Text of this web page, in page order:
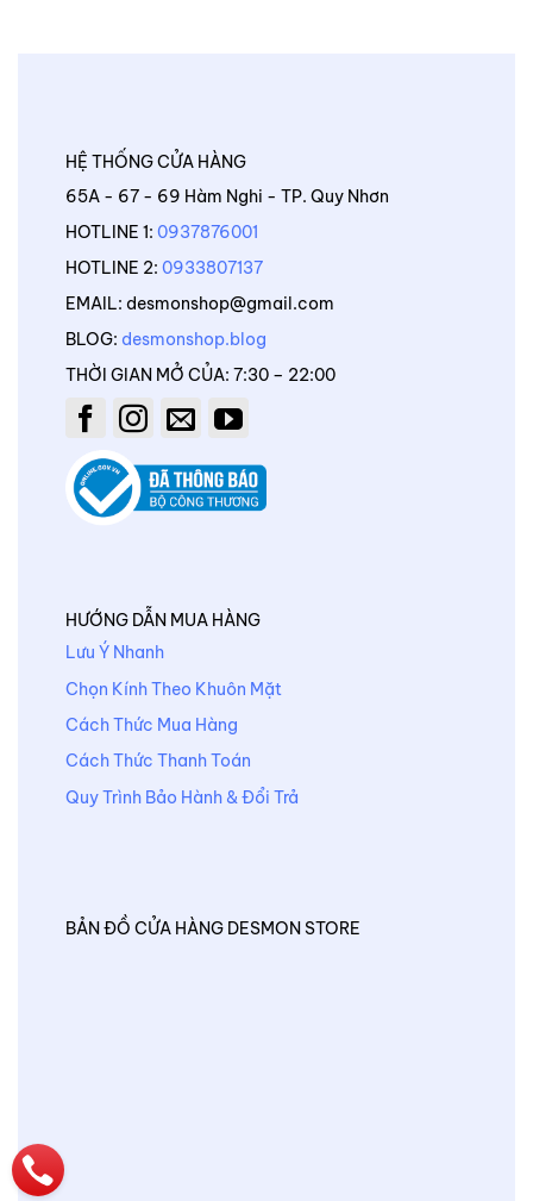
HỆ THỐNG CỬA HÀNG
65A - 67 - 69 Hàm Nghi - TP. Quy Nhơn
HOTLINE 1: 0937876001
HOTLINE 2: 0933807137
EMAIL: desmonshop@gmail.com
BLOG: desmonshop.blog
THỜI GIAN MỞ CỦA: 7:30 – 22:00
HƯỚNG DẪN MUA HÀNG
Lưu Ý Nhanh
Chọn Kính Theo Khuôn Mặt
Cách Thức Mua Hàng
Cách Thức Thanh Toán
Quy Trình Bảo Hành & Đổi Trả
BẢN ĐỒ CỬA HÀNG DESMON STORE